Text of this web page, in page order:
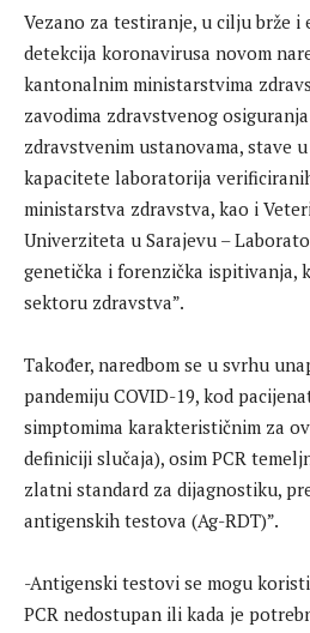
Vezano za testiranje, u cilju brže
detekcija koronavirusa novom
kantonalnim ministarstvima
zavodima zdravstvenog
zdravstvenim ustanovama, stave
kapacitete laboratorija
ministarstva zdravstva, kao i
Univerziteta u Sarajevu –
genetička i forenzička ispitivanja,
sektoru zdravstva”.
Također, naredbom se u svrhu
pandemiju COVID-19, kod
simptomima karakterističnim za
definiciji slučaja), osim PCR
zlatni standard za dijagnostiku,
antigenskih testova (Ag-RDT)”.
-Antigenski testovi se mogu
PCR nedostupan ili kada je